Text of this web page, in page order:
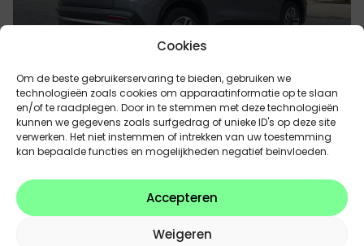
Cookies
Om de beste gebruikerservaring te bieden, gebruiken we
technologieën zoals cookies om apparaatinformatie op te slaan
en/of te raadplegen. Door in te stemmen met deze technologieën
kunnen we gegevens zoals surfgedrag of unieke ID's op deze site
verwerken. Het niet instemmen of intrekken van uw toestemming
kan bepaalde functies en mogelijkheden negatief beïnvloeden.
Accepteren
Weigeren
Technologie die je leven